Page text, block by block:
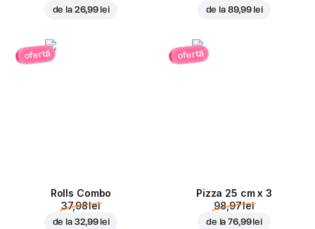
de la 26,99 lei de la 89,99 lei
ofertă
Rolls Combo
37,98 lei
de la 32,99 lei
ofertă
Pizza 25 cm x 3
98,97 lei
de la76,99 lei